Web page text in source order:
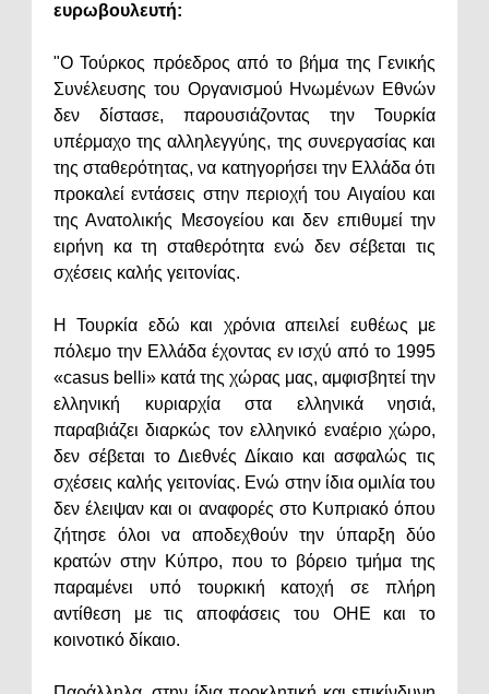
ευρωβουλευτή:
"Ο Τούρκος πρόεδρος από το βήμα της Γενικής
Συνέλευσης του Οργανισμού Ηνωμένων Εθνών
δεν δίστασε, παρουσιάζοντας την Τουρκία
υπέρμαχο της αλληλεγγύης, της συνεργασίας και
της σταθερότητας, να κατηγορήσει την Ελλάδα ότι
προκαλεί εντάσεις στην περιοχή του Αιγαίου και
της Ανατολικής Μεσογείου και δεν επιθυμεί την
ειρήνη κα τη σταθερότητα ενώ δεν σέβεται τις
σχέσεις καλής γειτονίας.
Η Τουρκία εδώ και χρόνια απειλεί ευθέως με
πόλεμο την Ελλάδα έχοντας εν ισχύ από το 1995
«casus belli» κατά της χώρας μας, αμφισβητεί την
ελληνική κυριαρχία στα ελληνικά νησιά,
παραβιάζει διαρκώς τον ελληνικό εναέριο χώρο,
δεν σέβεται το Διεθνές Δίκαιο και ασφαλώς τις
σχέσεις καλής γειτονίας. Ενώ στην ίδια ομιλία του
δεν έλειψαν και οι αναφορές στο Κυπριακό όπου
ζήτησε όλοι να αποδεχθούν την ύπαρξη δύο
κρατών στην Κύπρο, που το βόρειο τμήμα της
παραμένει υπό τουρκική κατοχή σε πλήρη
αντίθεση με τις αποφάσεις του ΟΗΕ και το
κοινοτικό δίκαιο.